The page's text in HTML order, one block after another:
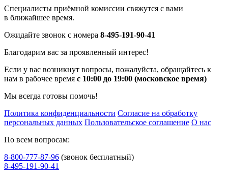
Специалисты приёмной комиссии свяжутся с вами
в ближайшее время.
Ожидайте звонок с номера 8-495-191-90-41
Благодарим вас за проявленный интерес!
Если у вас возникнут вопросы, пожалуйста, обращайтесь к
нам в рабочее время с 10:00 до 19:00 (московское время)
Мы всегда готовы помочь!
Политика конфиденциальности Согласие на обработку
персональных данных Пользовательское соглашение О нас
По всем вопросам:
8-800-777-87-96 (звонок бесплатный)
8-495-191-90-41